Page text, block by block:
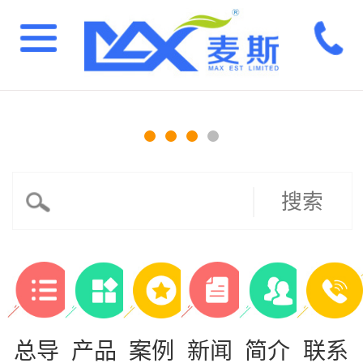
搜索
总导 产品 案例 新闻 简介 联系